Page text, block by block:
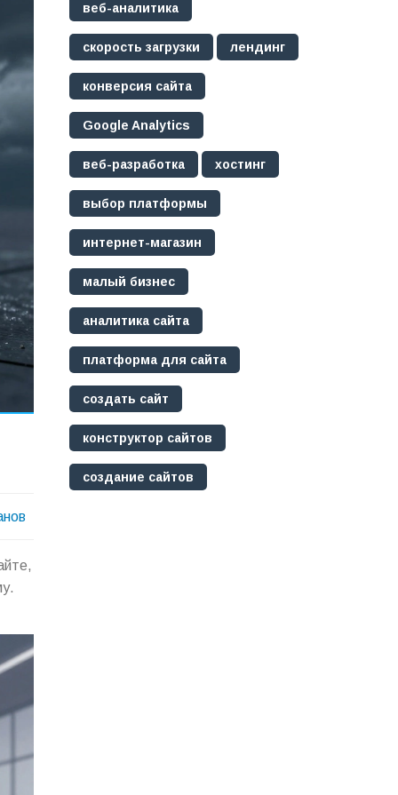
веб-аналитика
скорость загрузки лендинг
конверсия сайта
Google Analytics
веб-разработка хостинг
выбор платформы
интернет-магазин
малый бизнес
аналитика сайта
платформа для сайта
создать сайт
конструктор сайтов
создание сайтов